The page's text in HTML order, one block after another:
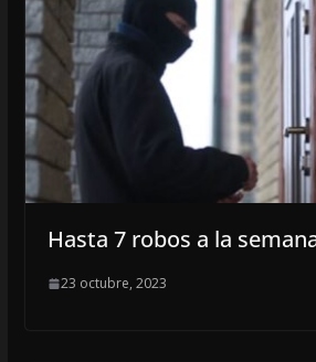
Hasta 7 robos a la
23 octubre, 2023